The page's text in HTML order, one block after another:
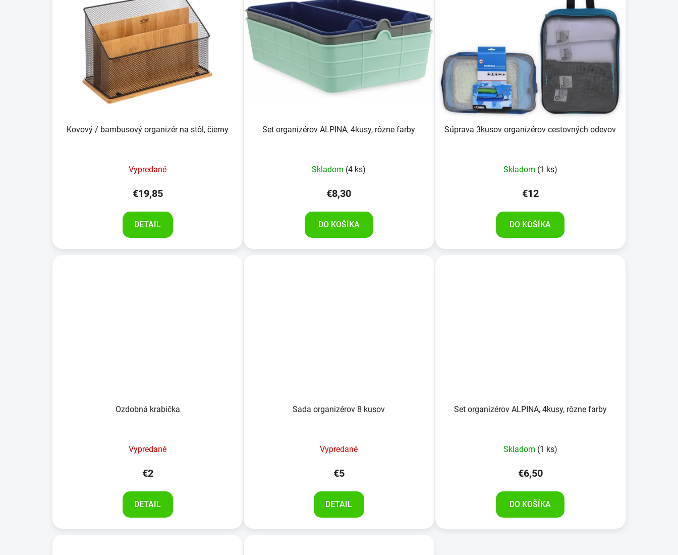
Kovový / bambusový organizér na stôl, čierny
Vypredané
€19,85
DETAIL
Set organizérov ALPINA, 4kusy, rôzne farby
Skladom (4 ks)
€8,30
DO KOŠÍKA
Súprava 3kusov organizérov cestovných odevov
Skladom (1 ks)
€12
DO KOŠÍKA
Ozdobná krabička
Vypredané
€2
DETAIL
Sada organizérov 8 kusov
Vypredané
€5
DETAIL
Set organizérov ALPINA, 4kusy, rôzne farby
Skladom (1 ks)
€6,50
DO KOŠÍKA